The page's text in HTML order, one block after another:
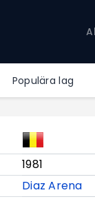
Populära lag
1981
Diaz Arena